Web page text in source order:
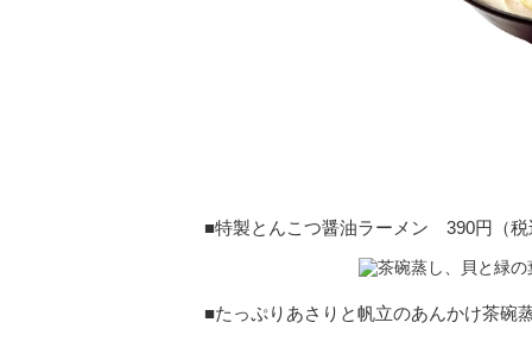
■特製とんこつ醤油ラーメン 390円（税
■たっぷりあさりと帆立のあんかけ茶